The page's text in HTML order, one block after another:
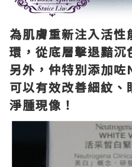
為肌膚重新注入活性
環，從底層擊退黯沉
另外，仲特別添加
可以有效改善細紋
淨腫現像！